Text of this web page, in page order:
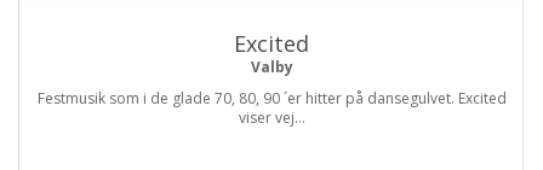
Excited
Valby
Festmusik som i de glade 70, 80, 90 ´er hitter på dansegulvet. Excited
viser vej...